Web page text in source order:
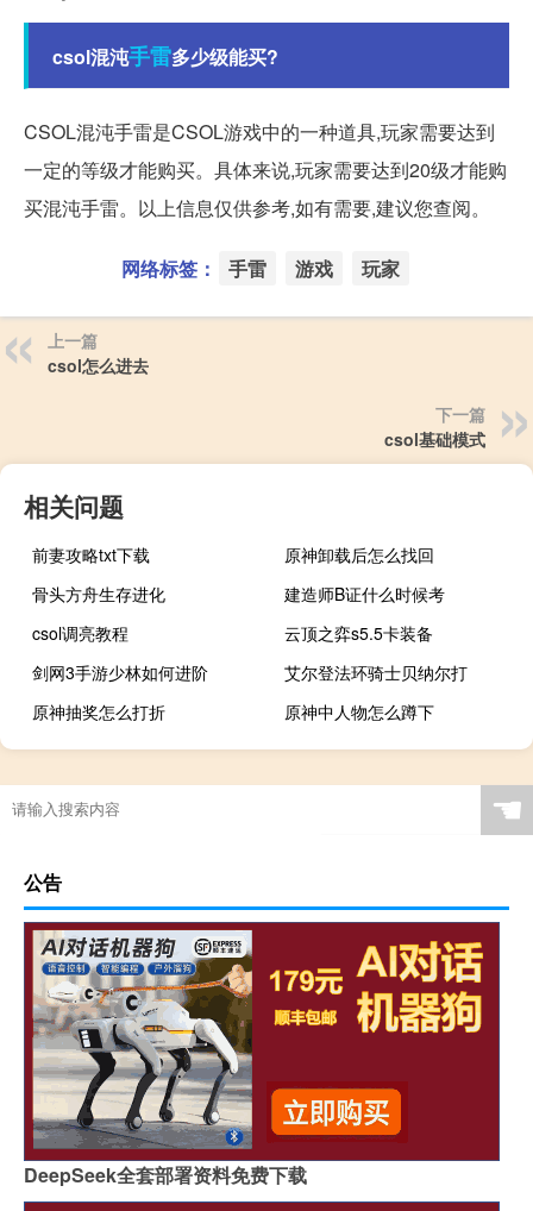
csol混沌手雷多少级能买?
CSOL混沌手雷是CSOL游戏中的一种道具,玩家需要达到
一定的等级才能购买。具体来说,玩家需要达到20级才能购
买混沌手雷。以上信息仅供参考,如有需要,建议您查阅。
网络标签： 手雷 游戏 玩家
上一篇
csol怎么进去
下一篇
csol基础模式
相关问题
前妻攻略txt下载
原神卸载后怎么找回
骨头方舟生存进化
建造师B证什么时候考
csol调亮教程
云顶之弈s5.5卡装备
剑网3手游少林如何进阶
艾尔登法环骑士贝纳尔打
原神抽奖怎么打折
原神中人物怎么蹲下
☚
公告
DeepSeek全套部署资料免费下载